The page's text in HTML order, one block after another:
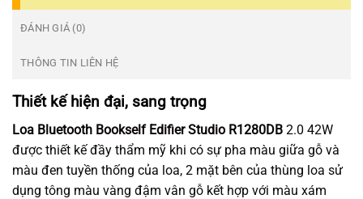
ĐÁNH GIÁ (0)
THÔNG TIN LIÊN HỆ
Thiết kế hiện đại, sang trọng
Loa Bluetooth Bookself Edifier Studio R1280DB 2.0 42W
được thiết kế đầy thẩm mỹ khi có sự pha màu giữa gỗ và
màu đen tuyền thống của loa, 2 mặt bên của thùng loa sử
dụng tông màu vàng đậm vân gỗ kết hợp với màu xám